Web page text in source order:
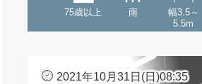
75歳以上 雨
幅3.5～
5.5m
2021年10月31日(日)08:35